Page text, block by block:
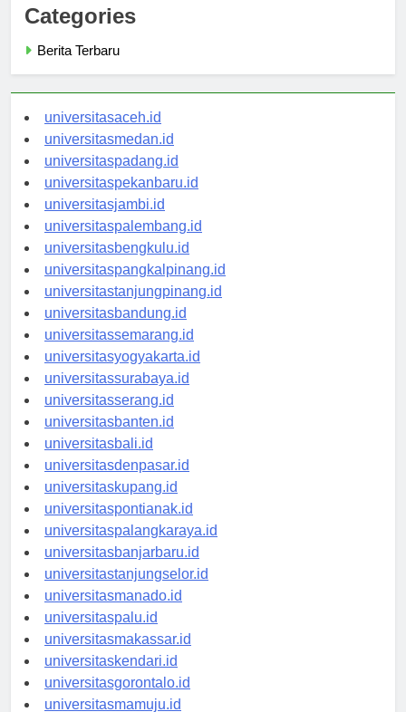
Categories
universitasaceh.id
universitasmedan.id
universitaspadang.id
universitaspekanbaru.id
universitasjambi.id
universitaspalembang.id
universitasbengkulu.id
universitaspangkalpinang.id
universitastanjungpinang.id
universitasbandung.id
universitassemarang.id
universitasyogyakarta.id
universitassurabaya.id
universitasserang.id
universitasbanten.id
universitasbali.id
universitasdenpasar.id
universitaskupang.id
universitaspontianak.id
universitaspalangkaraya.id
universitasbanjarbaru.id
universitastanjungselor.id
universitasmanado.id
universitaspalu.id
universitasmakassar.id
universitaskendari.id
universitasgorontalo.id